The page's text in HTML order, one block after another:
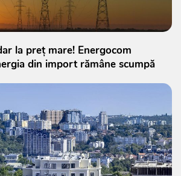
la preț mare! Energocom
din import rămâne scumpă